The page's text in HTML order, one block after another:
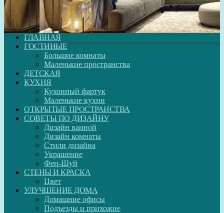
ГЛАВНАЯ
ГОСТИНЫЕ
Большие комнаты
Маленькие пространства
ДЕТСКАЯ
КУХНЯ
Кухонный фартук
Маленькие кухни
ОТКРЫТЫЕ ПРОСТРАНСТВА
СОВЕТЫ ПО ДИЗАЙНУ
Дизайн ванной
Дизайн комнаты
Стили дизайна
Украшение
Фен-Шуй
СТЕНЫ И КРАСКА
Цвет
УЛУЧШЕНИЕ ДОМА
Домашние офисы
Подъезды и прихожие